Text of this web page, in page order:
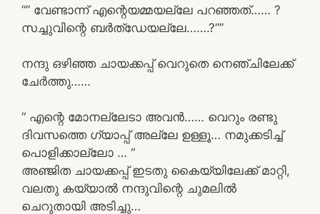
“” വേണ്ടാന്ന് എന്റെയമ്മയല്ലേ പറഞ്ഞത്…… ?
സച്ചുവിന്റെ ബർത്ഡേയല്ലേ…….?””
നന്ദു ഒഴിഞ്ഞ ചായക്കപ്പ് വെറുതെ നെഞ്ചിലേക്ക്
ചേർത്തു……
“ എന്റെ മോനല്ലേടാ അവൻ…… വെറും രണ്ടു
ദിവസത്തെ ഗ്യാപ്പ് അല്ലേ ഉള്ളൂ… നമുക്കടിച്ച്
പൊളിക്കാല്ലോ … “
അഞ്ജിത ചായക്കപ്പ് ഇടതു കൈയ്യിലേക്ക് മാറ്റി,
വലതു കയ്യാൽ നന്ദുവിന്റെ ചുമലിൽ
ചെറുതായി അടിച്ചു…